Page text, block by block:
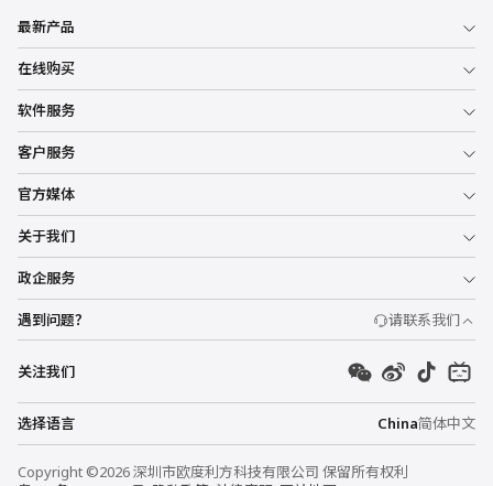
最新产品
在线购买
软件服务
客户服务
官方媒体
关于我们
政企服务
遇到问题？ 请联系我们
关注我们
选择语言 China简体中文
Copyright ©2026 深圳市欧度利方科技有限公司 保留所有权利